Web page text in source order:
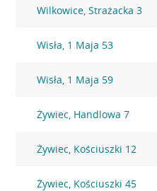
Wilkowice, Strażacka 3
Wisła, 1 Maja 53
Wisła, 1 Maja 59
Żywiec, Handlowa 7
Żywiec, Kościuszki 12
Żywiec, Kościuszki 45